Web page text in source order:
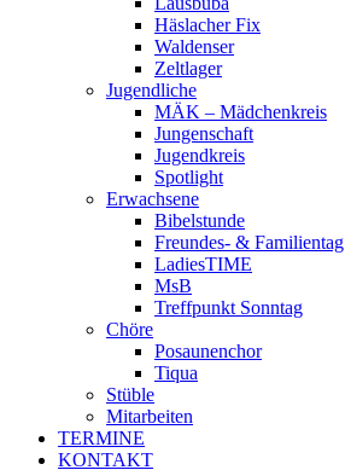
Häslacher Fix
Waldenser
Zeltlager
Jugendliche
MÄK – Mädchenkreis
Jungenschaft
Jugendkreis
Spotlight
Erwachsene
Bibelstunde
Freundes- & Familientag
LadiesTIME
MsB
Treffpunkt Sonntag
Chöre
Posaunenchor
Tiqua
Stüble
Mitarbeiten
TERMINE
KONTAKT